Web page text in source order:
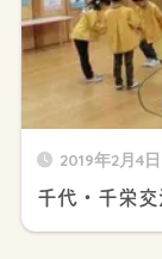
2019年2月4日
千代・千栄交